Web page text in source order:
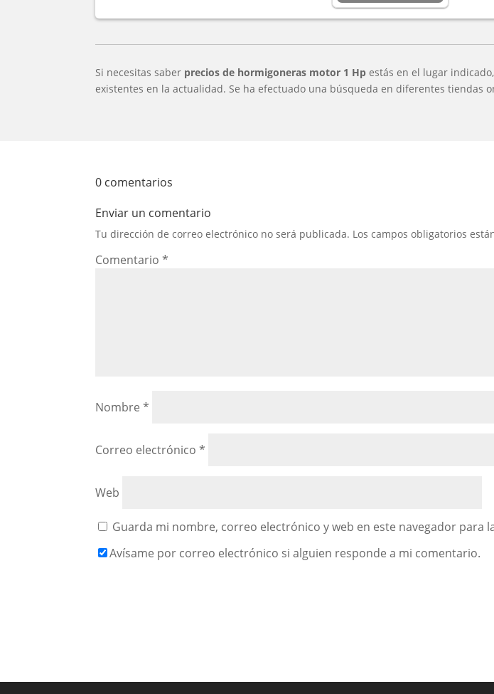
Si necesitas saber precios de hormigoneras motor 1 Hp estás en el lugar
existentes en la actualidad. Se ha efectuado una búsqueda en diferentes
0 comentarios
Enviar un comentario
Tu dirección de correo electrónico no será publicada. Los campos obligatorios
Comentario*
Nombre*
Correo electrónico*
Web
Guarda mi nombre, correo electrónico y web en este navegador para
Avísame por correo electrónico si alguien responde a mi comentario.